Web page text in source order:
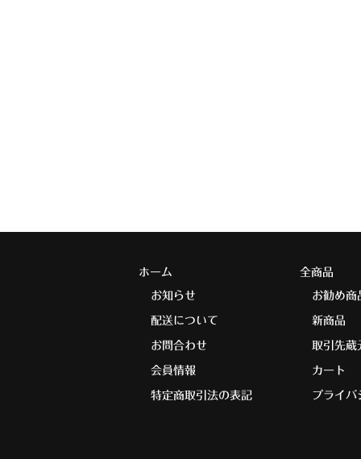
ホーム
お知らせ
配送について
お問合わせ
会員情報
特定商取引法の表記
全商品
お勧め商
新商品
取引先蔵
カート
プライバ